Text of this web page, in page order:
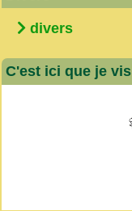
divers
C'est ici que je vis